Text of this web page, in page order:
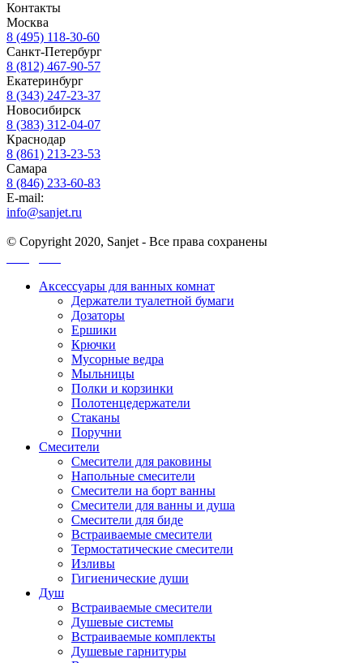
Контакты
Москва
8 (495) 118-30-60
Санкт-Петербург
8 (812) 467-90-57
Екатеринбург
8 (343) 247-23-37
Новосибирск
8 (383) 312-04-07
Краснодар
8 (861) 213-23-53
Самара
8 (846) 233-60-83
E-mail:
info@sanjet.ru
© Copyright 2020, Sanjet - Все права сохранены
Аксессуары для ванных комнат
Держатели туалетной бумаги
Дозаторы
Ершики
Крючки
Мусорные ведра
Мыльницы
Полки и корзинки
Полотенцедержатели
Стаканы
Поручни
Смесители
Смесители для раковины
Напольные смесители
Смесители на борт ванны
Смесители для ванны и душа
Смесители для биде
Встраиваемые смесители
Термостатические смесители
Изливы
Гигиенические души
Душ
Встраиваемые смесители
Душевые системы
Встраиваемые комплекты
Душевые гарнитуры